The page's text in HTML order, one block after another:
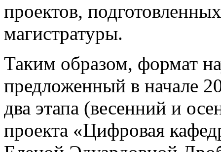
проектов,
магистратуры.
Таким образом, формат
предложенный в начале
два этапа (весенний и
проекта «Цифровая